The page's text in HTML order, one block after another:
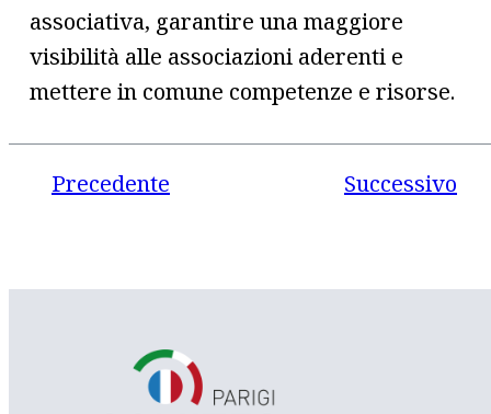
associativa, garantire una maggiore
visibilità alle associazioni aderenti e
mettere in comune competenze e risorse.
Precedente Successivo